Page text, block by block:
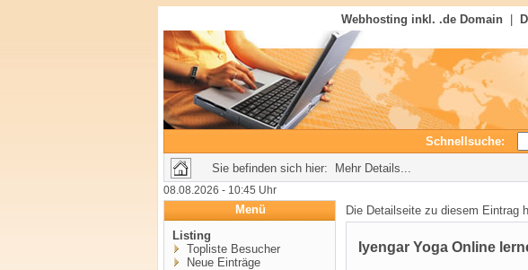
Webhosting inkl. .de Domain
Schnellsuche:
Sie befinden sich hier: Mehr Details...
08.08.2026 - 10:45 Uhr
Menü
Listing
Topliste Besucher
Neue Einträge
Die Detailseite zu diesem Eintrag
Iyengar Yoga Online